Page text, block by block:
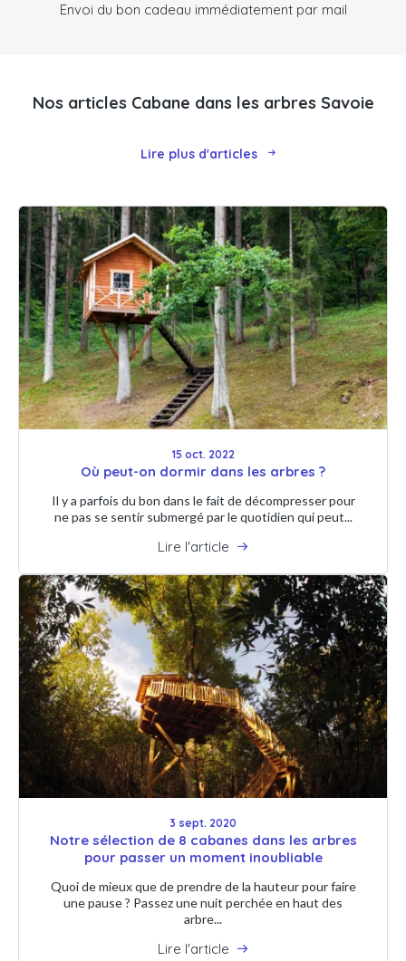
Envoi du bon cadeau immédiatement par mail
Nos articles Cabane dans les arbres Savoie
Lire plus d'articles
15 oct. 2022
Où peut-on dormir dans les arbres ?
Il y a parfois du bon dans le fait de décompresser pour
ne pas se sentir submergé par le quotidien qui peut...
Lire l'article
3 sept. 2020
Notre sélection de 8 cabanes dans les arbres
pour passer un moment inoubliable
Quoi de mieux que de prendre de la hauteur pour faire
une pause ? Passez une nuit perchée en haut des
arbre...
Lire l'article